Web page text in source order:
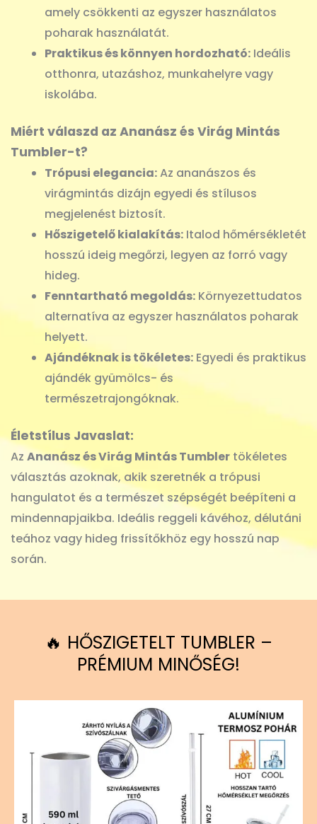
amely csökkenti az egyszer használatos
poharak használatát.
Praktikus és könnyen hordozható: Ideális
otthonra, utazáshoz, munkahelyre vagy
iskolába.
Miért válaszd az Ananász és Virág Mintás
Tumbler-t?
Trópusi elegancia:Az ananászos és
virágmintás dizájn egyedi és stílusos
megjelenést biztosít.
Hőszigetelő kialakítás: Italod hőmérsékletét
hosszú ideig megőrzi, legyen az forró vagy
hideg.
Fenntartható megoldás: Környezettudatos
alternatíva az egyszer használatos poharak
helyett.
Ajándéknak is tökéletes: Egyedi és praktikus
ajándék gyümölcs- és
természetrajongóknak.
Életstílus Javaslat:
Az Ananász és Virág Mintás Tumbler tökéletes
választás azoknak, akik szeretnék a trópusi
hangulatot és a természet szépségét beépíteni a
mindennapjaikba. Ideális reggeli kávéhoz, délutáni
teához vagy hideg frissítőkhöz egy hosszú nap
során.
🔥 HŐSZIGETELT TUMBLER –
PRÉMIUM MINŐSÉG!